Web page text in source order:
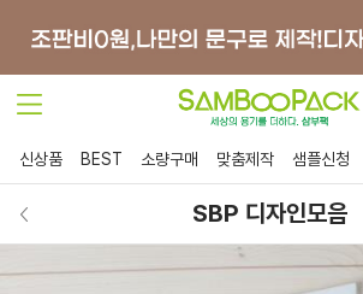
신상품 BEST 소량구매 맞춤제작 샘플신청
SBP 디자인모음